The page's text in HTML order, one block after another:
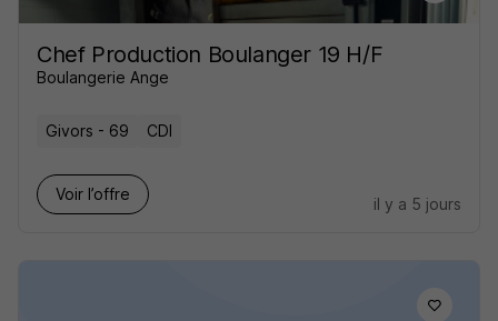
Chef Production Boulanger 19 H/F
Boulangerie Ange
Givors - 69 CDI
Voir l’offre
il y a 5 jours